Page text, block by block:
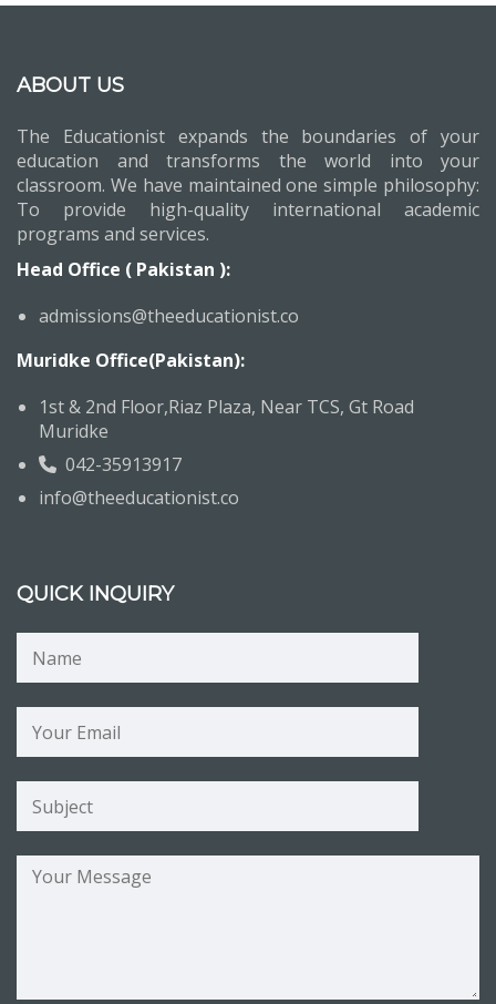
ABOUT US
The Educationist expands the boundaries of your
education and transforms the world into your
classroom. We have maintained one simple philosophy:
To provide high-quality international academic
programs and services.
Head Office ( Pakistan ):
admissions@theeducationist.co
Muridke Office(Pakistan):
1st & 2nd Floor,Riaz Plaza, Near TCS, Gt Road
Muridke
042-35913917
info@theeducationist.co
QUICK INQUIRY